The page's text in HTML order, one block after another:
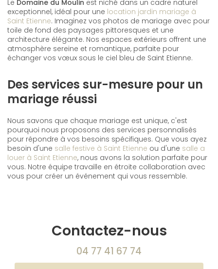
Le Domaine du Moulin est niché dans un cadre naturel
exceptionnel, idéal pour une location jardin mariage à
Saint Etienne. Imaginez vos photos de mariage avec pour
toile de fond des paysages pittoresques et une
architecture élégante. Nos espaces extérieurs offrent une
atmosphère sereine et romantique, parfaite pour
échanger vos vœux sous le ciel bleu de Saint Etienne.
Des services sur-mesure pour un
mariage réussi
Nous savons que chaque mariage est unique, c'est
pourquoi nous proposons des services personnalisés
pour répondre à vos besoins spécifiques. Que vous ayez
besoin d'une salle festive à Saint Etienne ou d'une salle a
louer à Saint Etienne, nous avons la solution parfaite pour
vous. Notre équipe travaille en étroite collaboration avec
vous pour créer un événement qui vous ressemble.
Contactez-nous
04 77 41 67 74